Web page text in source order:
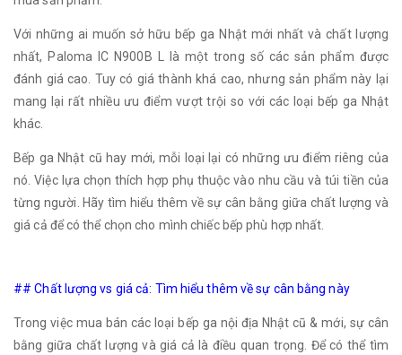
Với những ai muốn sở hữu bếp ga Nhật mới nhất và chất lượng
nhất, Paloma IC N900B L là một trong số các sản phẩm được
đánh giá cao. Tuy có giá thành khá cao, nhưng sản phẩm này lại
mang lại rất nhiều ưu điểm vượt trội so với các loại bếp ga Nhật
khác.
Bếp ga Nhật cũ hay mới, mỗi loại lại có những ưu điểm riêng của
nó. Việc lựa chọn thích hợp phụ thuộc vào nhu cầu và túi tiền của
từng người. Hãy tìm hiểu thêm về sự cân bằng giữa chất lượng và
giá cả để có thể chọn cho mình chiếc bếp phù hợp nhất.
## Chất lượng vs giá cả: Tìm hiểu thêm về sự cân bằng này
Trong việc mua bán các loại bếp ga nội địa Nhật cũ & mới, sự cân
bằng giữa chất lượng và giá cả là điều quan trọng. Để có thể tìm